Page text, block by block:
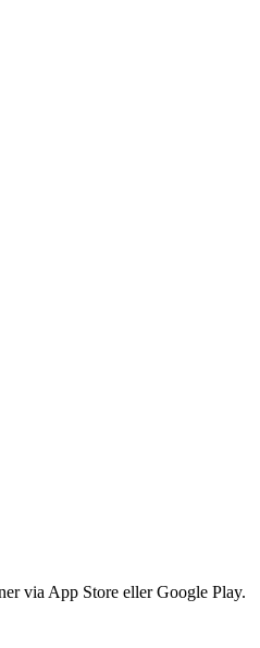
via App Store eller Google Play.